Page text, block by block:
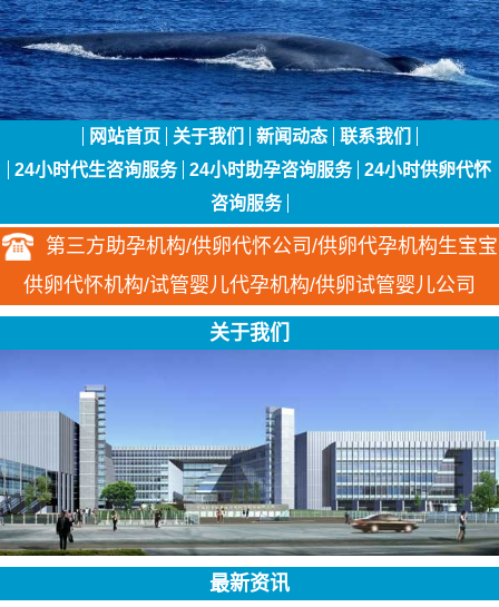
网站首页 关于我们 新闻动态
联系我们
24小时代生咨询服务
24小时助孕咨询服务
24小时供卵代怀
咨询服务
第三方助孕机构/供卵代怀公司/供卵代孕机构生宝宝
供卵代怀机构/试管婴儿代孕机构/供卵试管婴儿公司
关于我们
最新资讯